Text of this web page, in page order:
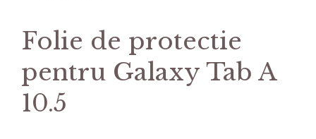
Folie de protectie
pentru Galaxy Tab A
10.5